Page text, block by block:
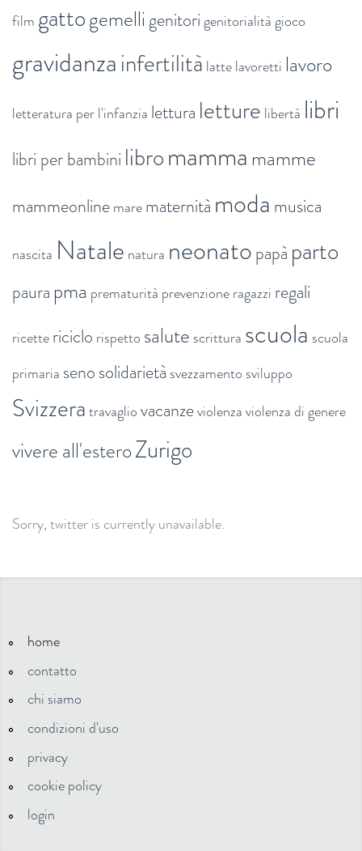
film gattogemelligenitorigenitorialitàgioco
gravidanzainfertilità lattelavoretti lavoro
letteratura per l'infanzia lettura letture libertà libri
libri per bambini libromamma mamme
mammeonlinemarematernità moda musica
nascita Natale natura neonatopapà parto
paura pma prematurità prevenzioneragazzi regali
ricettericiclo rispetto salute scrittura scuola scuola
primaria senosolidarietà svezzamento sviluppo
Svizzeratravagliovacanzeviolenzaviolenza di genere
vivere all'esteroZurigo
Sorry, twitter is currently unavailable.
home
contatto
chi siamo
condizioni d'uso
privacy
cookie policy
login